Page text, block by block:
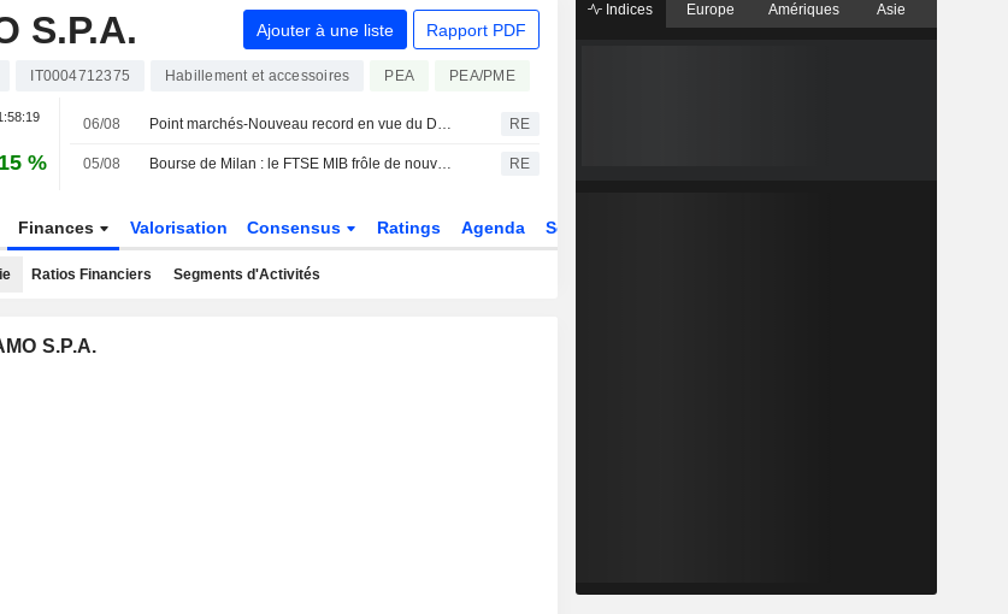
S.P.A. Ajouter à une liste Rapport PDF
IT0004712375 Habillement et accessoires PEA PEA/PME
%
06/08 Point marchés-Nouveau record en vue du Dow Jones, l'Europe aussi sur des sommets RE
05/08 Bourse de Milan : le FTSE MIB frôle de nouveaux sommets historiques, la défense progresse, Safilo s'envole RE
Finances Valorisation Consensus Ratings Agenda Secteur
Ratios Financiers Segments d'Activités
S.P.A.
Indices Europe Amériques Asie